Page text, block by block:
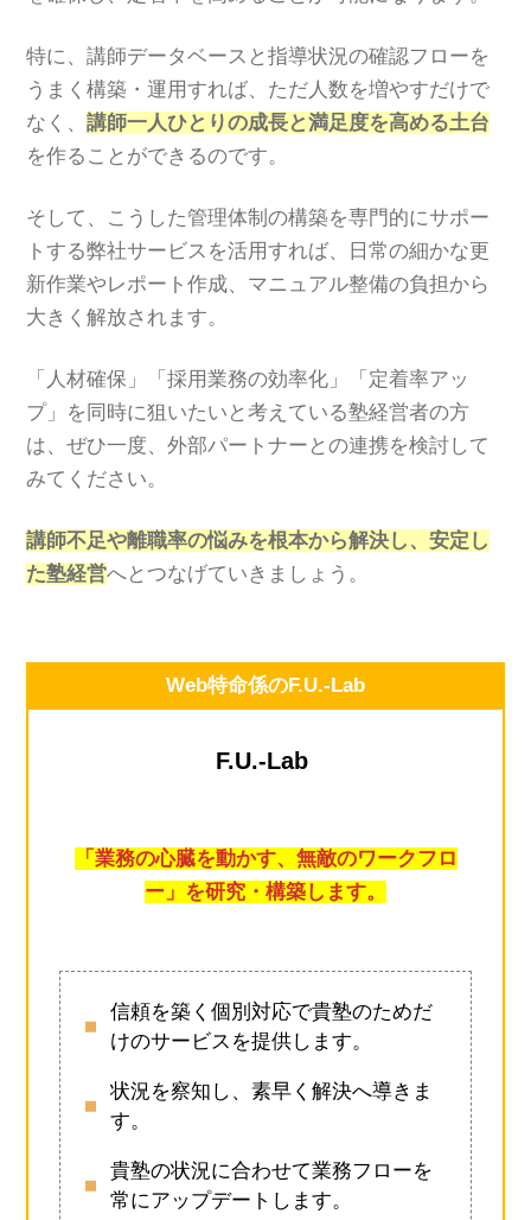
特に、講師データベースと指導状況の確認フローを
うまく構築・運用すれば、ただ人数を増やすだけで
なく、講師一人ひとりの成長と満足度を高める土台
を作ることができるのです。
そして、こうした管理体制の構築を専門的にサポー
トする弊社サービスを活用すれば、日常の細かな更
新作業やレポート作成、マニュアル整備の負担から
大きく解放されます。
「人材確保」「採用業務の効率化」「定着率アッ
プ」を同時に狙いたいと考えている塾経営者の方
は、ぜひ一度、外部パートナーとの連携を検討して
みてください。
講師不足や離職率の悩みを根本から解決し、安定し
た塾経営へとつなげていきましょう。
Web特命係のF.U.-Lab
F.U.-Lab
「業務の心臓を動かす、無敵のワークフロ
ー」を研究・構築します。
信頼を築く個別対応で貴塾のためだ
けのサービスを提供します。
状況を察知し、素早く解決へ導きま
す。
貴塾の状況に合わせて業務フローを
常にアップデートします。